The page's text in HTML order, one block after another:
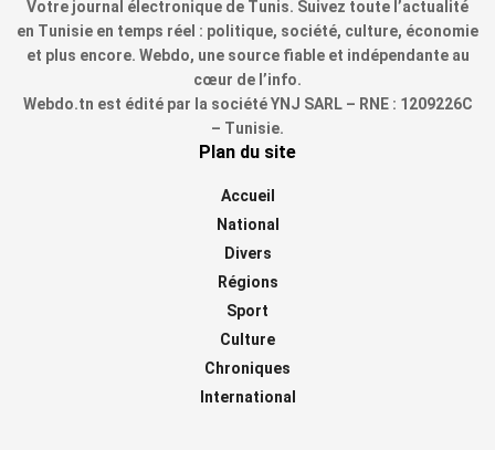
Votre journal électronique de Tunis. Suivez toute l’actualité
en Tunisie en temps réel : politique, société, culture, économie
et plus encore. Webdo, une source fiable et indépendante au
cœur de l’info.
Webdo.tn est édité par la société YNJ SARL – RNE : 1209226C
– Tunisie.
Plan du site
Accueil
National
Divers
Régions
Sport
Culture
Chroniques
International